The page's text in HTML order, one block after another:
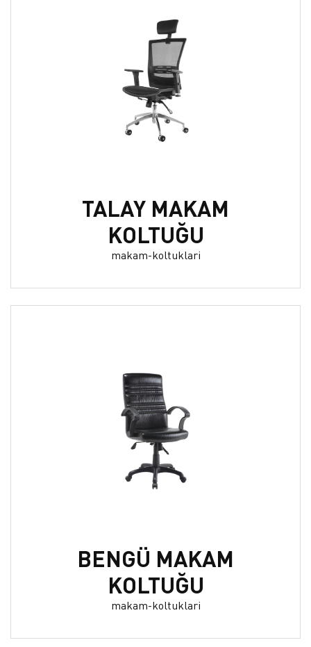
TALAY MAKAM
KOLTUĞU
makam-koltuklari
BENGÜ MAKAM
KOLTUĞU
makam-koltuklari